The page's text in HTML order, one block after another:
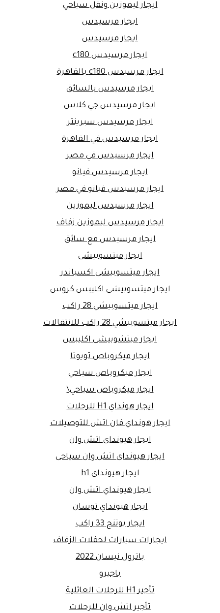
ايجار ليموزين ونقل سياحي
ايجار مرسيدس
ايجار مرسيدس
ايجار مرسيدس c180
ايجار مرسيدس c180 بالقاهرة
ايجار مرسيدس بالسائق
ايجار مرسيدس جي كلاس
ايجار مرسيدس سبرينتر
ايجار مرسيدس في القاهرة
ايجار مرسيدس في مصر
ايجار مرسيدس فيانو
ايجار مرسيدس فيانو في مصر
ايجار مرسيدس ليموزين
ايجار مرسيدس ليموزين زفاف
ايجار مرسيدس مع سائق
ايجار ميتسوبيشى
ايجار ميتسوبيشى اكسباندر
ايجار ميتسوبيشى اكليبس كروس
ايجار ميتسوبيشي 28 راكب
ايجار ميتسوبيشي 28 راكب للانتقالات
ايجار ميتشوبيشى اكليبس
ايجار ميكروباص تويوتا
ايجار ميكروباص سياحي
ايجار ميكروباص سياحي\
ايجار هونداي H1 للرحلات
ايجار هونداي فان اتش للتوصيلات
ايجار هيونداى اتش وان
ايجار هيونداى اتش وان سياحى
ايجار هيونداي h1
ايجار هيونداي اتش وان
ايجار هيونداي توسان
ايجار يوتنج 33 راكب
ايجارات سيارات لحفلات الزفاف
باترول نيسان 2022
باجيرو
تأجير H1 للرحلات العائلية
تأجير اتش وان للرحلات